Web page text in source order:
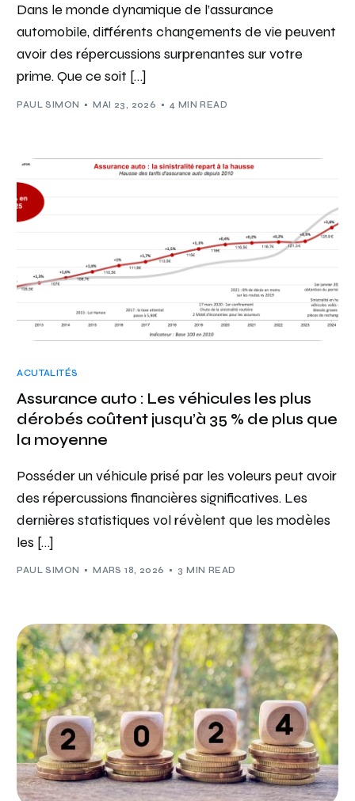
Dans le monde dynamique de l’assurance
automobile, différents changements de vie peuvent
avoir des répercussions surprenantes sur votre
prime. Que ce soit […]
PAUL SIMON MAI 23, 2026 4 MIN READ
ACUTALITÉS
Assurance auto : Les véhicules les plus
dérobés coûtent jusqu’à 35 % de plus que
la moyenne
Posséder un véhicule prisé par les voleurs peut avoir
des répercussions financières significatives. Les
dernières statistiques vol révèlent que les modèles
les […]
PAUL SIMON MARS 18, 2026 3 MIN READ